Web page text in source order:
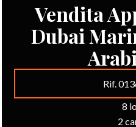
Vendita
Dubai
Rif.
8
2